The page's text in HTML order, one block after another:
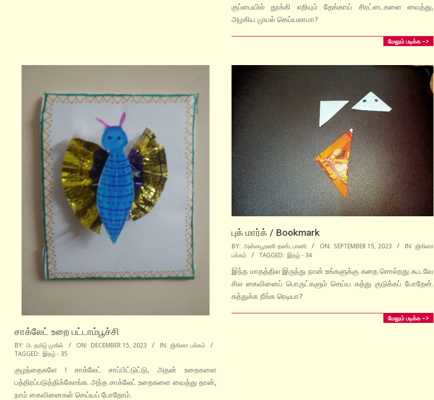
15
குப்பையில் தூக்கி எறியும் தேங்காய் சிரட்டைகளை வைத்து,
அழகிய முயல் செய்யலாமா?
மேலும் படிக்க –>
சாக்லேட் உறை பட்டாம்பூச்சி
2023-
12-
15
BY: பி. தமிழ் முகில் ON: DECEMBER 15, 2023 IN: ஜிகினா பக்கம்
TAGGED: இதழ் - 35
குழந்தைகளே ! சாக்லேட் சாப்பிட்டுட்டு, அதன் உறைகளை
பத்திரப்படுத்திக்கோங்க. அந்த சாக்லேட் உறைகளை வைத்து தான்,
நாம் கைவினைகள் செய்யப் போறோம்.
புக் மார்க் / Bookmark
2023-
09-
15
BY: அன்னபூரணி தண்டபாணி ON: SEPTEMBER 15, 2023 IN: ஜிகினா
பக்கம்
TAGGED: இதழ் - 34
இந்த மாதத்தில இருந்து நான் உங்களுக்கு கதை சொல்றது கூடவே
சில கைவினைப் பொருட்களும் செய்ய கத்து குடுக்கப் போறேன்.
கத்துக்க நீங்க ரெடியா?
மேலும் படிக்க –>